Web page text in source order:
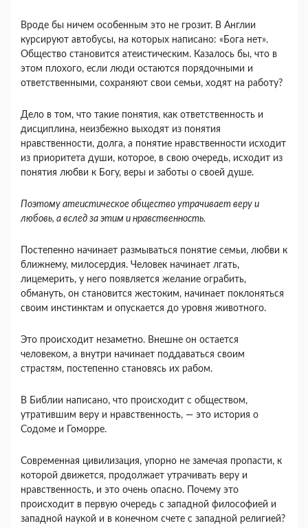
Вроде бы ничем особенным это не грозит. В Англии
курсируют автобусы, на которых написано: «Бога нет».
Общество становится атеистическим. Казалось бы, что в
этом плохого, если люди остаются порядочными и
ответственными, сохраняют свои семьи, ходят на работу?
Дело в том, что такие понятия, как ответственность и
дисциплина, неизбежно выходят из понятия
нравственности, долга, а понятие нравственности исходит
из приоритета души, которое, в свою очередь, исходит из
понятия любви к Богу, веры и заботы о своей душе.
Поэтому атеистическое общество утрачивает веру и
любовь, а вслед за этим и нравственность.
Постепенно начинает размываться понятие семьи, любви к
ближнему, милосердия. Человек начинает лгать,
лицемерить, у него появляется желание ограбить,
обмануть, он становится жестоким, начинает поклоняться
своим инстинктам и опускается до уровня животного.
Это происходит незаметно. Внешне он остается
человеком, а внутри начинает поддаваться своим
страстям, постепенно становясь их рабом.
В Библии написано, что происходит с обществом,
утратившим веру и нравственность, — это история о
Содоме и Гоморре.
Современная цивилизация, упорно не замечая пропасти, к
которой движется, продолжает утрачивать веру и
нравственность, и это очень опасно. Почему это
происходит в первую очередь с западной философией и
западной наукой и в конечном счете с западной религией?